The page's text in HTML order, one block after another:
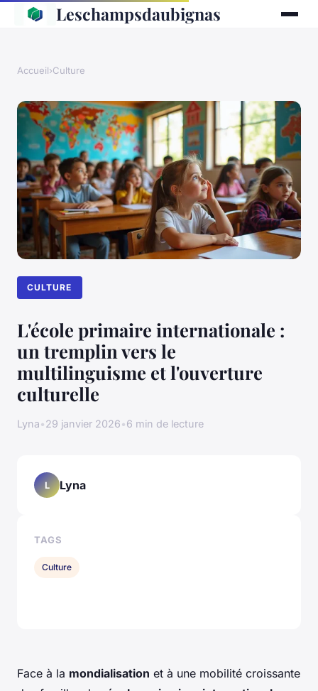
Leschampsdaubignas
Accueil›Culture
CULTURE
L'école primaire internationale :
un tremplin vers le
multilinguisme et l'ouverture
culturelle
Lyna•29 janvier 2026•6 min de lecture
Face à la mondialisation et à une mobilité croissante
L Lyna
TAGS
Culture